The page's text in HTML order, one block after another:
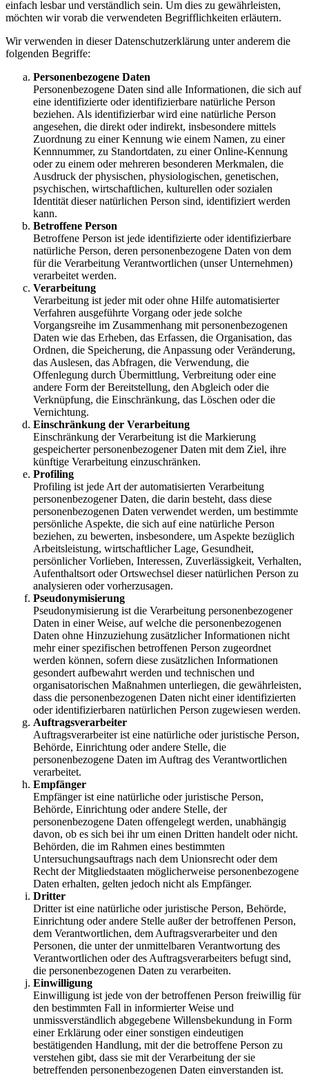
einfach lesbar und verständlich sein. Um dies zu gewährleisten,
möchten wir vorab die verwendeten Begrifflichkeiten erläutern.
Wir verwenden in dieser Datenschutzerklärung unter anderem die
folgenden Begriffe:
Personenbezogene Daten
Personenbezogene Daten sind alle Informationen, die sich auf
eine identifizierte oder identifizierbare natürliche Person
beziehen. Als identifizierbar wird eine natürliche Person
angesehen, die direkt oder indirekt, insbesondere mittels
Zuordnung zu einer Kennung wie einem Namen, zu einer
Kennnummer, zu Standortdaten, zu einer Online-Kennung
oder zu einem oder mehreren besonderen Merkmalen, die
Ausdruck der physischen, physiologischen, genetischen,
psychischen, wirtschaftlichen, kulturellen oder sozialen
Identität dieser natürlichen Person sind, identifiziert werden
kann.
Betroffene Person
Betroffene Person ist jede identifizierte oder identifizierbare
natürliche Person, deren personenbezogene Daten von dem
für die Verarbeitung Verantwortlichen (unser Unternehmen)
verarbeitet werden.
Verarbeitung
Verarbeitung ist jeder mit oder ohne Hilfe automatisierter
Verfahren ausgeführte Vorgang oder jede solche
Vorgangsreihe im Zusammenhang mit personenbezogenen
Daten wie das Erheben, das Erfassen, die Organisation, das
Ordnen, die Speicherung, die Anpassung oder Veränderung,
das Auslesen, das Abfragen, die Verwendung, die
Offenlegung durch Übermittlung, Verbreitung oder eine
andere Form der Bereitstellung, den Abgleich oder die
Verknüpfung, die Einschränkung, das Löschen oder die
Vernichtung.
Einschränkung der Verarbeitung
Einschränkung der Verarbeitung ist die Markierung
gespeicherter personenbezogener Daten mit dem Ziel, ihre
künftige Verarbeitung einzuschränken.
Profiling
Profiling ist jede Art der automatisierten Verarbeitung
personenbezogener Daten, die darin besteht, dass diese
personenbezogenen Daten verwendet werden, um bestimmte
persönliche Aspekte, die sich auf eine natürliche Person
beziehen, zu bewerten, insbesondere, um Aspekte bezüglich
Arbeitsleistung, wirtschaftlicher Lage, Gesundheit,
persönlicher Vorlieben, Interessen, Zuverlässigkeit, Verhalten,
Aufenthaltsort oder Ortswechsel dieser natürlichen Person zu
analysieren oder vorherzusagen.
Pseudonymisierung
Pseudonymisierung ist die Verarbeitung personenbezogener
Daten in einer Weise, auf welche die personenbezogenen
Daten ohne Hinzuziehung zusätzlicher Informationen nicht
mehr einer spezifischen betroffenen Person zugeordnet
werden können, sofern diese zusätzlichen Informationen
gesondert aufbewahrt werden und technischen und
organisatorischen Maßnahmen unterliegen, die gewährleisten,
dass die personenbezogenen Daten nicht einer identifizierten
oder identifizierbaren natürlichen Person zugewiesen werden.
Auftragsverarbeiter
Auftragsverarbeiter ist eine natürliche oder juristische Person,
Behörde, Einrichtung oder andere Stelle, die
personenbezogene Daten im Auftrag des Verantwortlichen
verarbeitet.
Empfänger
Empfänger ist eine natürliche oder juristische Person,
Behörde, Einrichtung oder andere Stelle, der
personenbezogene Daten offengelegt werden, unabhängig
davon, ob es sich bei ihr um einen Dritten handelt oder nicht.
Behörden, die im Rahmen eines bestimmten
Untersuchungsauftrags nach dem Unionsrecht oder dem
Recht der Mitgliedstaaten möglicherweise personenbezogene
Daten erhalten, gelten jedoch nicht als Empfänger.
Dritter
Dritter ist eine natürliche oder juristische Person, Behörde,
Einrichtung oder andere Stelle außer der betroffenen Person,
dem Verantwortlichen, dem Auftragsverarbeiter und den
Personen, die unter der unmittelbaren Verantwortung des
Verantwortlichen oder des Auftragsverarbeiters befugt sind,
die personenbezogenen Daten zu verarbeiten.
Einwilligung
Einwilligung ist jede von der betroffenen Person freiwillig für
den bestimmten Fall in informierter Weise und
unmissverständlich abgegebene Willensbekundung in Form
einer Erklärung oder einer sonstigen eindeutigen
bestätigenden Handlung, mit der die betroffene Person zu
verstehen gibt, dass sie mit der Verarbeitung der sie
betreffenden personenbezogenen Daten einverstanden ist.